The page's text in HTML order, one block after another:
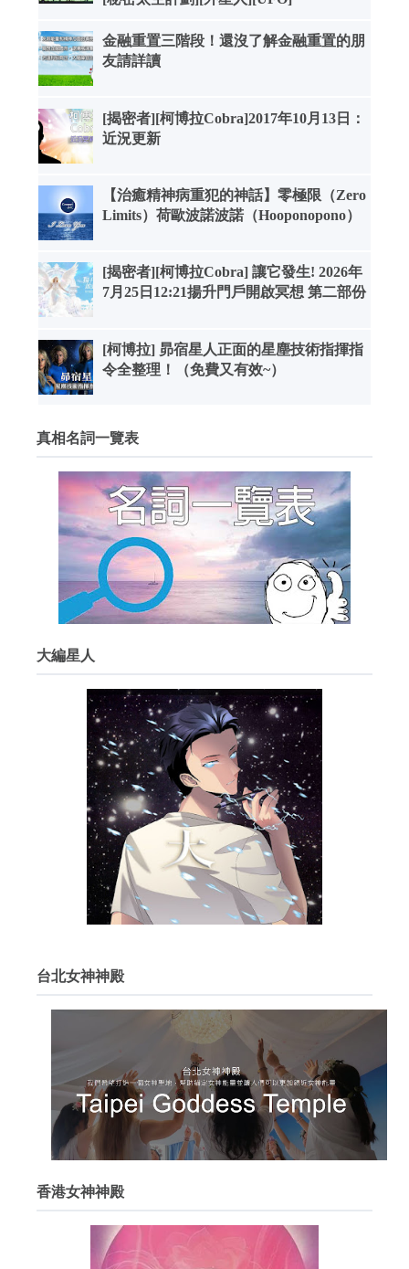
金融重置三階段！還沒了解金融重置的朋
友請詳讀
[揭密者][柯博拉Cobra]2017年10月13日：
近況更新
【治癒精神病重犯的神話】零極限（Zero
Limits）荷歐波諾波諾（Hooponopono）
[揭密者][柯博拉Cobra] 讓它發生! 2026年
7月25日12:21揚升門戶開啟冥想 第二部份
[柯博拉] 昴宿星人正面的星塵技術指揮指
令全整理！（免費又有效~）
真相名詞一覽表
大編星人
台北女神神殿
香港女神神殿